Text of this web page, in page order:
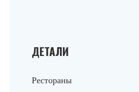
ДЕТАЛИ
Рестораны